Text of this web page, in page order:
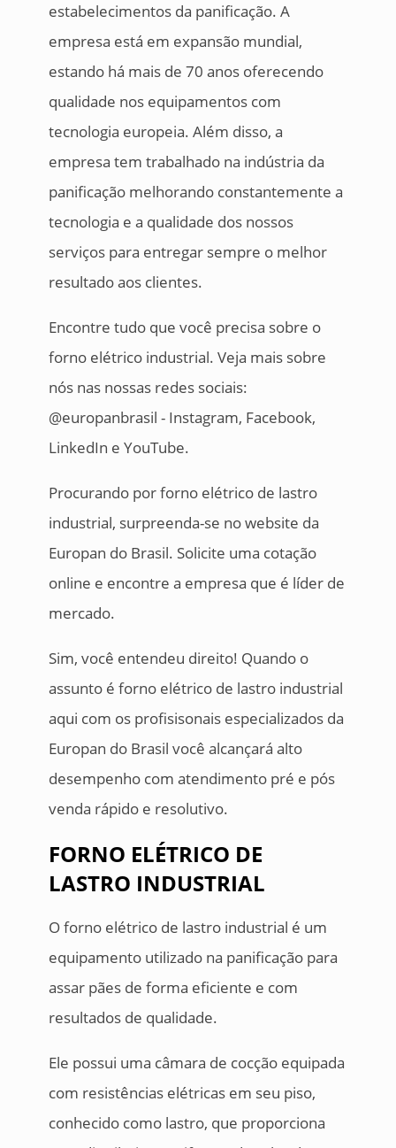
estabelecimentos da panificação. A
empresa está em expansão mundial,
estando há mais de 70 anos oferecendo
qualidade nos equipamentos com
tecnologia europeia. Além disso, a
empresa tem trabalhado na indústria da
panificação melhorando constantemente a
tecnologia e a qualidade dos nossos
serviços para entregar sempre o melhor
resultado aos clientes.
Encontre tudo que você precisa sobre o
forno elétrico industrial. Veja mais sobre
nós nas nossas redes sociais:
@europanbrasil - Instagram, Facebook,
LinkedIn e YouTube.
Procurando por forno elétrico de lastro
industrial, surpreenda-se no website da
Europan do Brasil. Solicite uma cotação
online e encontre a empresa que é líder de
mercado.
Sim, você entendeu direito! Quando o
assunto é forno elétrico de lastro industrial
aqui com os profisisonais especializados da
Europan do Brasil você alcançará alto
desempenho com atendimento pré e pós
venda rápido e resolutivo.
FORNO ELÉTRICO DE
LASTRO INDUSTRIAL
O forno elétrico de lastro industrial é um
equipamento utilizado na panificação para
assar pães de forma eficiente e com
resultados de qualidade.
Ele possui uma câmara de cocção equipada
com resistências elétricas em seu piso,
conhecido como lastro, que proporciona